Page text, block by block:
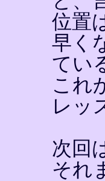
位置
早く
てい
これ
レッ
次回
それ